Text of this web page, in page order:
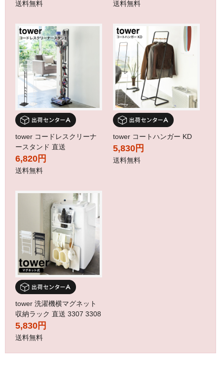
送料無料 送料無料
tower コードレスクリーナ
ースタンド 直送
6,820円
送料無料
tower コートハンガー KD
5,830円
送料無料
tower 洗濯機横マグネット
収納ラック 直送 3307 3308
5,830円
送料無料